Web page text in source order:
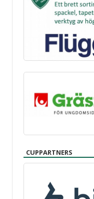
CUPPARTNERS